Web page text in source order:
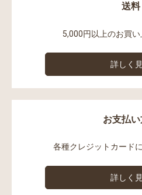
送料
5,000円以上のお買
詳しく
お支払
各種クレジットカード
詳しく